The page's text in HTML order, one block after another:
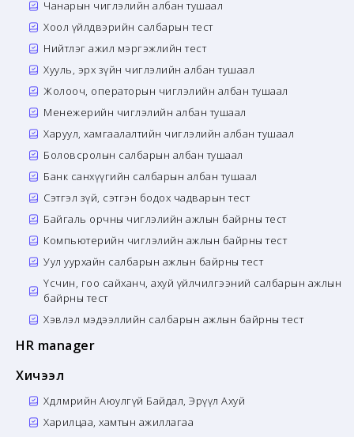
Чанарын чиглэлийн албан тушаал
Хоол үйлдвэрийн салбарын тест
Нийтлэг ажил мэргэжлийн тест
Хууль, эрх зүйн чиглэлийн албан тушаал
Жолооч, операторын чиглэлийн албан тушаал
Менежерийн чиглэлийн албан тушаал
Харуул, хамгаалалтийн чиглэлийн албан тушаал
Боловсролын салбарын албан тушаал
Банк санхүүгийн салбарын албан тушаал
Сэтгэл зүй, сэтгэн бодох чадварын тест
Байгаль орчны чиглэлийн ажлын байрны тест
Компьютерийн чиглэлийн ажлын байрны тест
Уул уурхайн салбарын ажлын байрны тест
Үсчин, гоо сайханч, ахуй үйлчилгээний салбарын ажлын
байрны тест
Хэвлэл мэдээллийн салбарын ажлын байрны тест
HR manager
Хичээл
Хөдөлмөрийн Аюулгүй Байдал, Эрүүл Ахуй
Харилцаа, хамтын ажиллагаа